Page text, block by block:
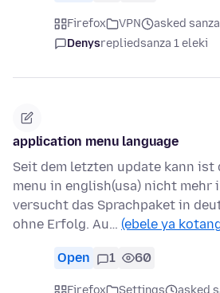
Firefox VPN
asked
Denysrepliedsanza 1 eleki
application menu language
Seit dem letzten update kann ist
menu in english(usa) nicht mehr
versucht das Sprachpaket in
ohne Erfolg. Au… (ebele ya
Open 1 60